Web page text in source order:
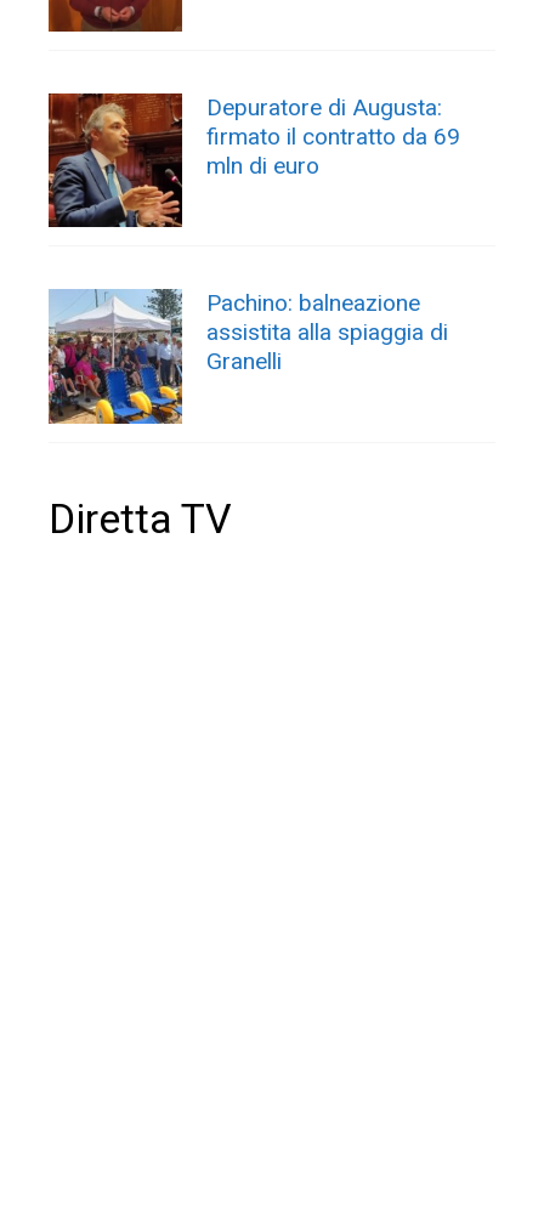
Depuratore di Augusta:
firmato il contratto da 69
mln di euro
Pachino: balneazione
assistita alla spiaggia di
Granelli
Diretta TV